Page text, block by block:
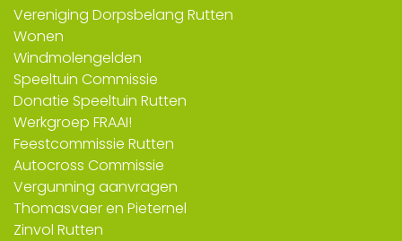
Vereniging Dorpsbelang Rutten
Wonen
Windmolengelden
Speeltuin Commissie
Donatie Speeltuin Rutten
Werkgroep FRAAI!
Feestcommissie Rutten
Autocross Commissie
Vergunning aanvragen
Thomasvaer en Pieternel
Zinvol Rutten